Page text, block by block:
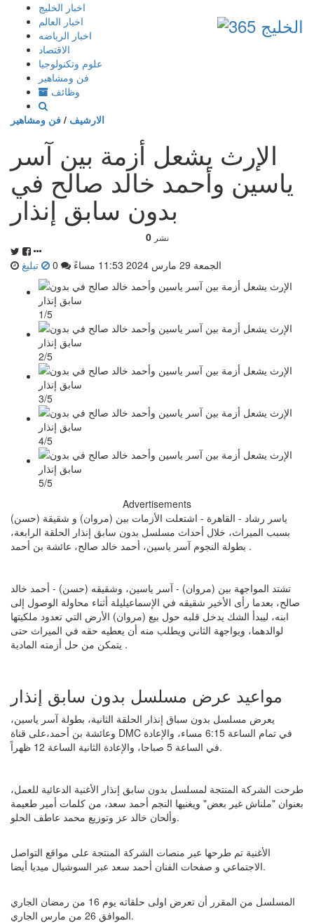
إذهب
المحتوى
اخبار الخليج
اخبار العالم
اخبار الرياضه
الاقتصاد
علوم وتكنولوجيا
فن ومشاهير
وظائف
الارشيف / فن ومشاهير
الإرث يشعل أزمة بين آسر
ياسين وأحمد خالد صالح في
بدون سابق إنذار
0 نشر
الجمعة 29 مارس 2024 11:53 مساءً تبليغ
1/5
2/5
3/5
4/5
5/5
Advertisements
ياسر رشاد - القاهرة - اشتعلت الأزمات بين (مروان) و شقيقة (حسن)
بسبب الميراث، خلال أحداث مسلسل بدون سابق إنذار الحلقة الرابعة،
بطولة النجوم آسر ياسين، أحمد خالد صالح، عائشة بن أحمد .
تشتد المواجهة بين (مروان) - آسر ياسين، وشقيقه (حسن) - أحمد خالد
صالح، بعدما رأى الأخير شقيقه في الإسماعيليلة أثناء محاولة الوصول إلى
ابنه، ليبدأ الشك يدخل قلبه حول بيع (مروان) الأرض التي تعدود ملكيتها
لوالدهما، ويواجهة الثاني ويطلب منه أن يعطيه حقه في الميراث حتى
يتمكن من حل أزمته المادية .
يعرض مسلسل بدون سباق إنذار الحلقة الثانية، بطولة آسر ياسين،
وعائشة بن أحمد،على قناة DMC في تمام الساعة 6:15 مساء، والإعادة
في الساعة 5 صباحا، والإعادة الثانية الساعة 12 ظهراً.
طرحت الشركة المنتجة لمسلسل بدون سابق إنذار الأغنية الدعائية للعمل،
بعنوان "ملناش غير بعض" ويغنيها النجم أحمد سعد، من كلمات أمير طعيمة
وألحان خالد عز وتوزيع محمد عاطف الحلو.
الأغنية تم طرحها عبر منصات الشركة المنتجة على مواقع التواصل
الاجتماعي و صفحات الفنان أحمد سعد عبر السوشيال ميديا أيضا.
المسلسل من المقرر أن تعرض اولى حلقاته يوم 16 من رمضان الجاري
الموافق 26 من مارس الجاري.